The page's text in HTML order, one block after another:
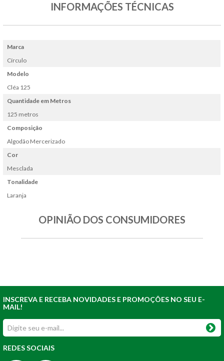
INFORMAÇÕES TÉCNICAS
Marca
Círculo
Modelo
Cléa 125
Quantidade em Metros
125 metros
Composição
Algodão Mercerizado
Cor
Mesclada
Tonalidade
Laranja
OPINIÃO DOS CONSUMIDORES
INSCREVA E RECEBA NOVIDADES E PROMOÇÕES NO SEU E-
MAIL!
REDES SOCIAIS